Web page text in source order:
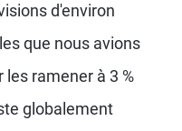
d'environ
que nous avions
ramener à 3 %
globalement